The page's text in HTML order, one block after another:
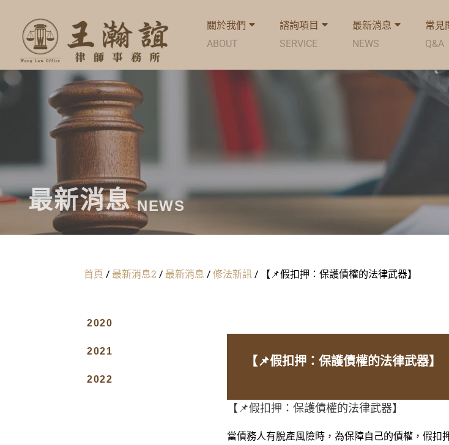
關於我們
ABOUT
諮詢項目
SERVICE
最新消息
NEWS
常見
Q&A
最新消息 NEWS
首頁 / 最新消息2 / 最新消息 /修法新訊 / 【📌假扣押：保護債權的法律武器】
2020
2021
2022
【📌假扣押：保護債權的法律武器】
【📌假扣押：保護債權的法律武器】
當債務人有脫產風險時，為保障自己的債權，假扣